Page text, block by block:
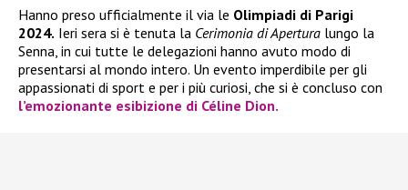
Hanno preso ufficialmente il via le Olimpiadi di Parigi
2024. Ieri sera si è tenuta la Cerimonia di Apertura lungo la
Senna, in cui tutte le delegazioni hanno avuto modo di
presentarsi al mondo intero. Un evento imperdibile per gli
appassionati di sport e per i più curiosi, che si è concluso con
l’emozionante esibizione di Céline Dion.